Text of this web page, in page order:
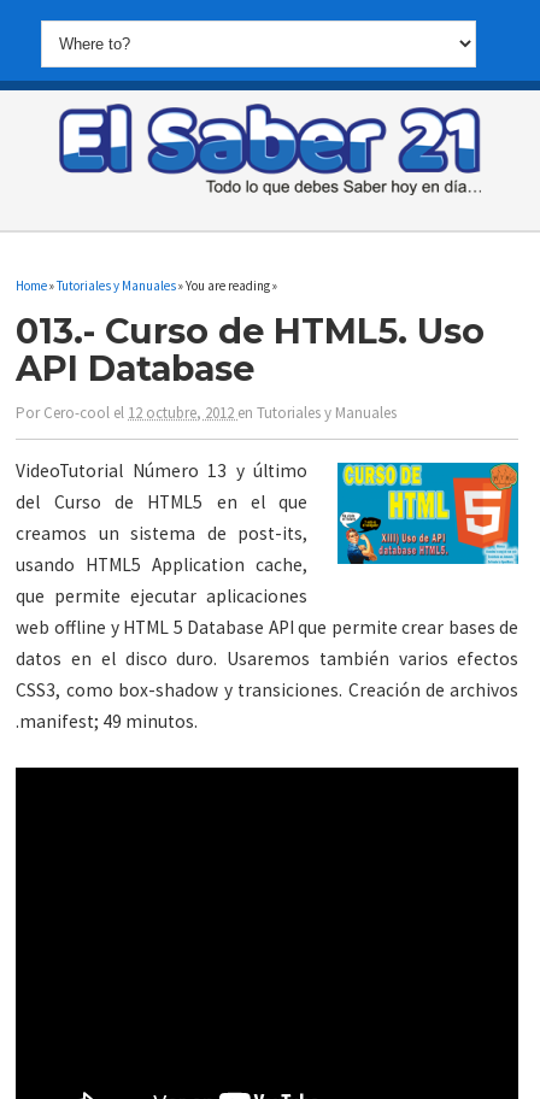
Home»Tutoriales y Manuales» You are reading »
013.- Curso de HTML5. Uso
API Database
PorCero-cool el 12 octubre, 2012 enTutoriales y Manuales
VideoTutorial Número 13 y último
del Curso de HTML5 en el que
creamos un sistema de post-its,
usando HTML5 Application cache,
que permite ejecutar aplicaciones
web offline y HTML 5 Database API que permite crear bases de
datos en el disco duro. Usaremos también varios efectos
CSS3, como box-shadow y transiciones. Creación de archivos
.manifest; 49 minutos.